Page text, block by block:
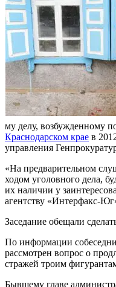
му делу, возбужденному
Краснодарском крае в
управления
«На предварительном
ходом уголовного дела,
их наличии у
агентству «Интерфакс-
Заседание обещали
По информации
рассмотрен вопрос о
стражей троим
Бывшему главе